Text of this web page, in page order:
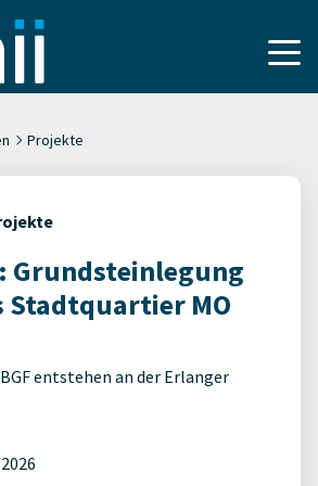
Projekte
Grundsteinlegung
Stadtquartier MO
BGF entstehen an der Erlanger